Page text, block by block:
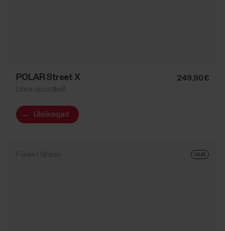
POLAR Street X 249,90 €
→ Üksikasjad
UUS